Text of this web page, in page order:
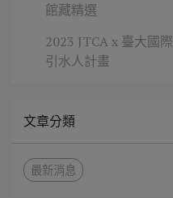
館藏精選
2023 JTCA x 臺大國際
引水人計畫
文章分類
最新消息